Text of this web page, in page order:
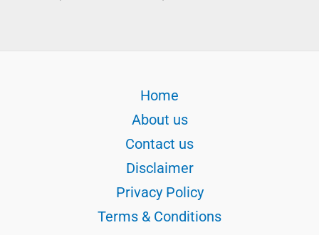
Home
About us
Contact us
Disclaimer
Privacy Policy
Terms & Conditions